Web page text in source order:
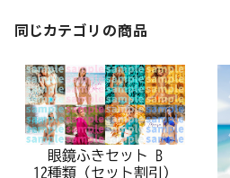
同じカテゴリの商品